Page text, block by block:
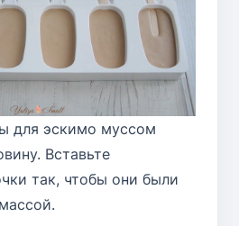
для эскимо муссом
Вставьте
так, чтобы они были